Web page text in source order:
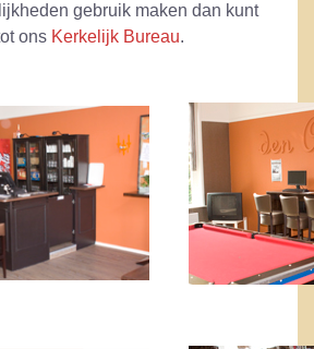
gebruik maken dan kunt
ons Kerkelijk Bureau.